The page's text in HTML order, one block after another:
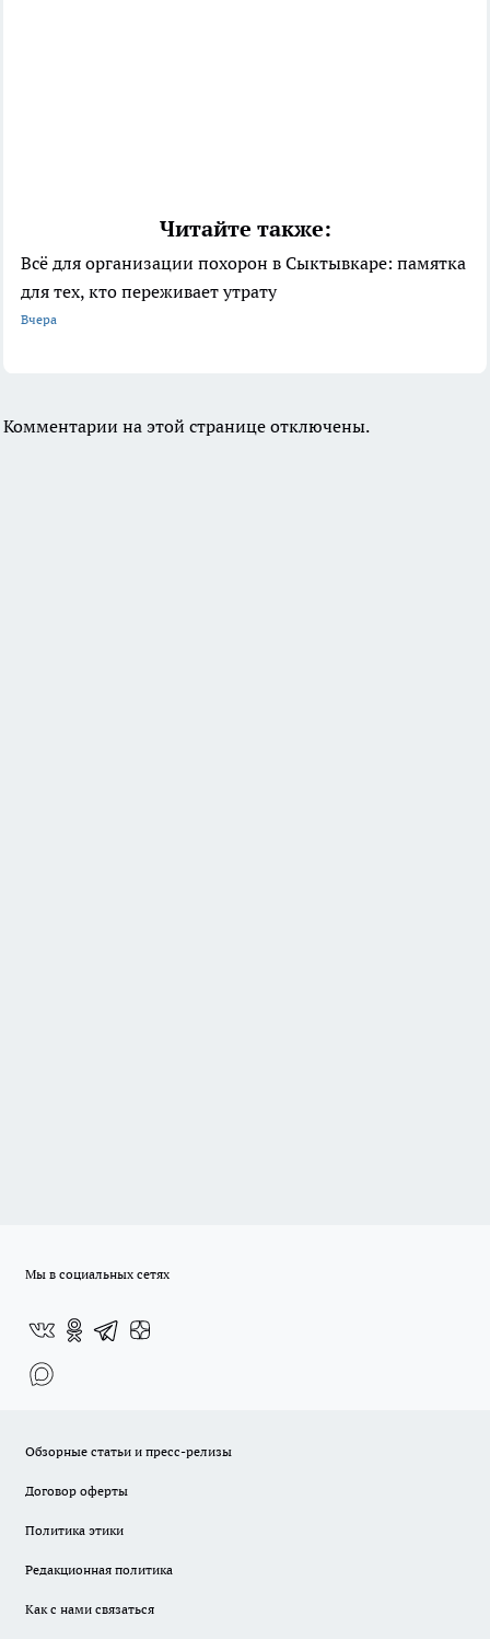
Читайте также:
Всё для организации похорон в Сыктывкаре: памятка
для тех, кто переживает утрату
Вчера
Комментарии на этой странице отключены.
Мы в социальных сетях
Обзорные статьи и пресс-релизы
Договор оферты
Политика этики
Редакционная политика
Как с нами связаться